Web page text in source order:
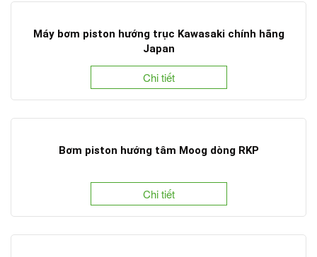
Máy bơm piston hướng trục Kawasaki chính hãng
Japan
Chi tiết
Bơm piston hướng tâm Moog dòng RKP
Chi tiết